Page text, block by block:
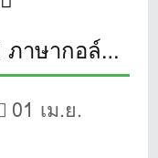
าษากอล์ฟ
01 เม.ย.